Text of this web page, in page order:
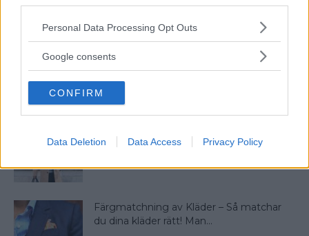
Please note that this website/app uses one or more Google
not limited to your visit or usage behaviour. You may click to
use your data for below specified purposes in below Google
consent section.
Personal Data Processing Opt Outs
Google consents
CONFIRM
Data Deletion Data Access Privacy Policy
Klädkod Sommarfin – Vad Betyder Det
Och Hur Ska Du Klä...
Så Lär Du Dig Mycket På Kort Tid – Enligt
Experten...
4 Färger Som Passar Till Beige – Matcha
Färgmatchning av Kläder – Så matchar
du dina kläder rätt! Man...